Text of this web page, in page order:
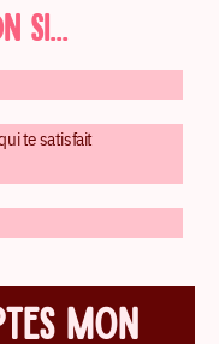
SI...
te satisfait
MON